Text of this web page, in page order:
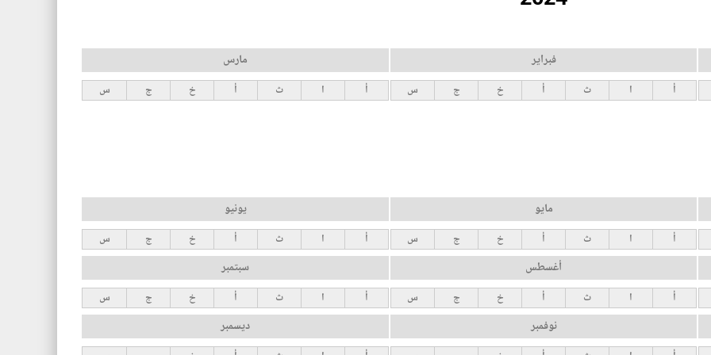
فبراير
أ ا ث أ خ ج س
مارس
أ ا ث أ خ ج س
مايو
أ ا ث أ خ ج س
يونيو
أ ا ث أ خ ج س
أغسطس
أ ا ث أ خ ج س
سبتمبر
أ ا ث أ خ ج س
نوفمبر ديسمبر